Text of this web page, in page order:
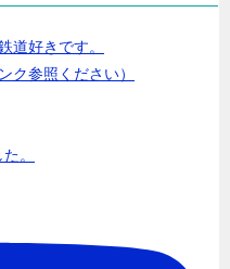
道好きです。
ク参照ください）
。